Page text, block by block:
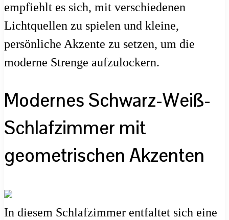
empfiehlt es sich, mit verschiedenen
Lichtquellen zu spielen und kleine,
persönliche Akzente zu setzen, um die
moderne Strenge aufzulockern.
Modernes Schwarz-Weiß-
Schlafzimmer mit
geometrischen Akzenten
In diesem Schlafzimmer entfaltet sich eine